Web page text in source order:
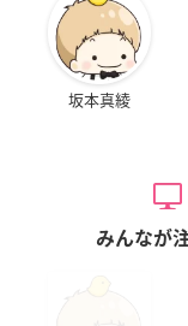
坂本真綾
みんなが